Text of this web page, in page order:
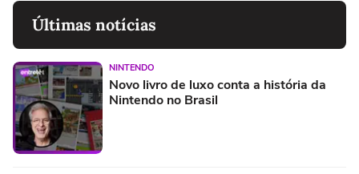
Últimas notícias
NINTENDO
Novo livro de luxo conta a história da
Nintendo no Brasil